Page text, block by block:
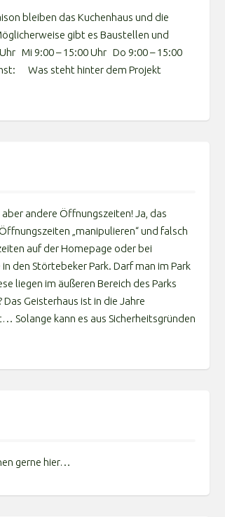
bleiben das Kuchenhaus und die
gibt es Baustellen und
Mi 9:00 – 15:00 Uhr Do 9:00 – 15:00
Was steht hinter dem Projekt
andere Öffnungszeiten! Ja, das
„manipulieren“ und falsch
auf der Homepage oder bei
den Störtebeker Park. Darf man im Park
liegen im äußeren Bereich des Parks
Geisterhaus ist in die Jahre
Solange kann es aus Sicherheitsgründen
gerne hier…